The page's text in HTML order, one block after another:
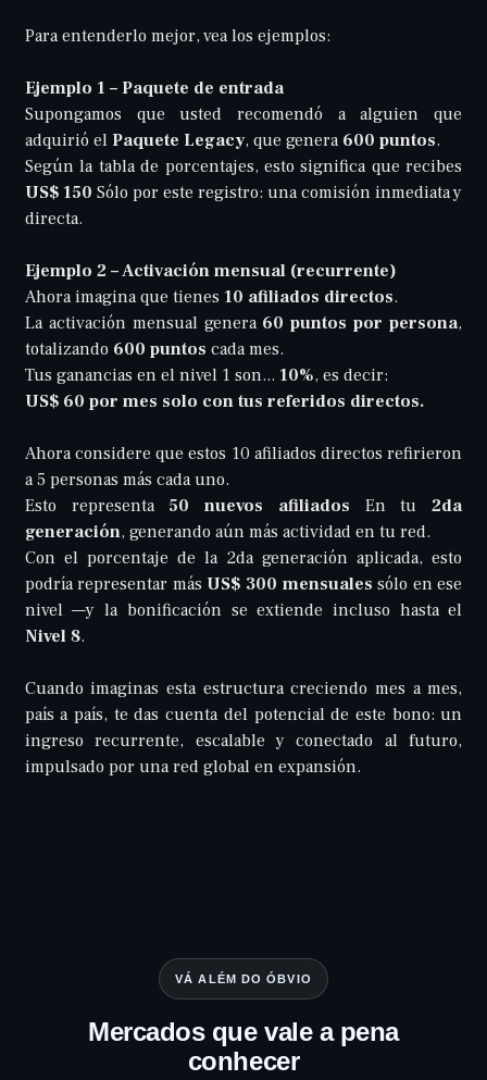
Para entenderlo mejor, vea los ejemplos:
Ejemplo 1 – Paquete de entrada
Supongamos que usted recomendó a alguien que
adquirió el Paquete Legacy, que genera 600 puntos.
Según la tabla de porcentajes, esto significa que recibes
US$ 150 Sólo por este registro: una comisión inmediata y
directa.
Ejemplo 2 – Activación mensual (recurrente)
Ahora imagina que tienes 10 afiliados directos.
La activación mensual genera 60 puntos por persona,
totalizando 600 puntos cada mes.
Tus ganancias en el nivel 1 son... 10%, es decir:
US$ 60 por mes solo con tus referidos directos.
Ahora considere que estos 10 afiliados directos refirieron
a 5 personas más cada uno.
Esto representa 50 nuevos afiliados En tu2da
generación, generando aún más actividad en tu red.
Con el porcentaje de la 2da generación aplicada, esto
podría representar más US$ 300 mensuales sólo en ese
nivel —y la bonificación se extiende incluso hasta el
Nivel 8.
Cuando imaginas esta estructura creciendo mes a mes,
país a país, te das cuenta del potencial de este bono: un
ingreso recurrente, escalable y conectado al futuro,
impulsado por una red global en expansión.
VÁ ALÉM DO ÓBVIO
Mercados que vale a pena
conhecer